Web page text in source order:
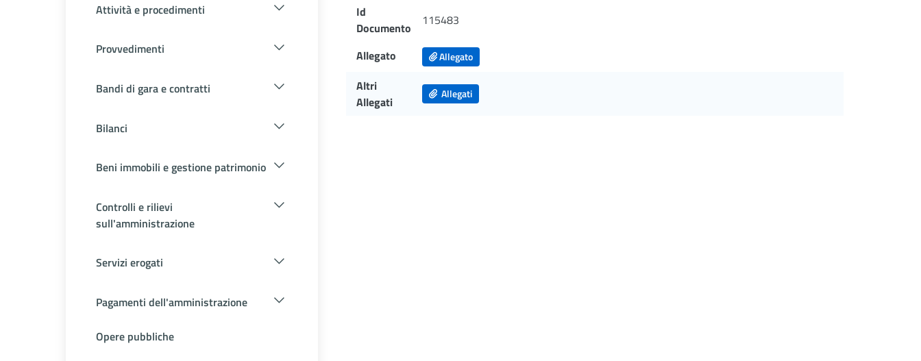
Attività e procedimenti
Provvedimenti
Bandi di gara e contratti
Bilanci
Beni immobili e gestione patrimonio
Controlli e rilievi
sull'amministrazione
Servizi erogati
Pagamenti dell'amministrazione
Opere pubbliche
Id
Documento
115483
Allegato Allegato
Altri
Allegati
Allegati